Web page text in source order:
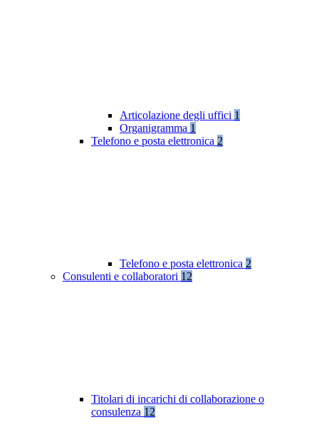
Articolazione degli uffici 1
Organigramma 1
Telefono e posta elettronica 2
Telefono e posta elettronica 2
Consulenti e collaboratori 12
Titolari di incarichi di collaborazione o
consulenza 12